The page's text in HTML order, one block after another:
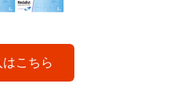
はこちら